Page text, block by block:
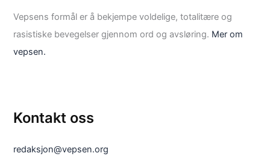
Vepsens formål er å bekjempe voldelige, totalitære og
rasistiske bevegelser gjennom ord og avsløring. Mer om
vepsen.
Kontakt oss
redaksjon@vepsen.org